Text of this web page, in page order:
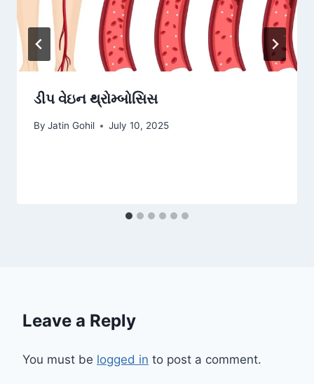
ડીપ વેઇન થ્રોમ્બોસિસ
By Jatin Gohil July 10, 2025
Leave a Reply
You must be logged in to post a comment.